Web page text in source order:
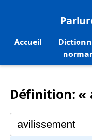
Accueil
Définition: «